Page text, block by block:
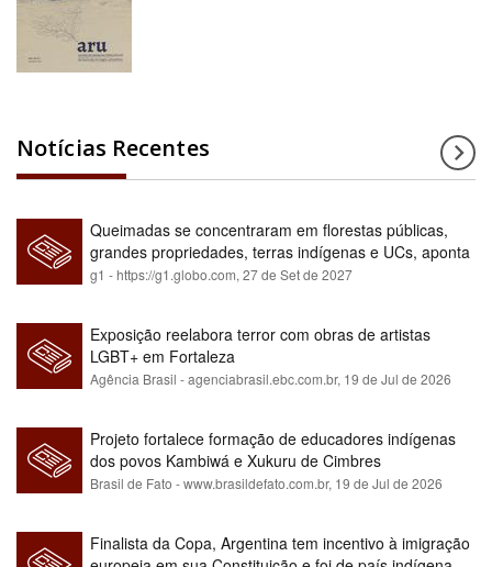
Notícias Recentes
Queimadas se concentraram em florestas públicas,
grandes propriedades, terras indígenas e UCs, aponta
relatório
g1 - https://g1.globo.com, 27 de Set de 2027
Exposição reelabora terror com obras de artistas
LGBT+ em Fortaleza
Agência Brasil - agenciabrasil.ebc.com.br, 19 de Jul de 2026
Projeto fortalece formação de educadores indígenas
dos povos Kambiwá e Xukuru de Cimbres
Brasil de Fato - www.brasildefato.com.br, 19 de Jul de 2026
Finalista da Copa, Argentina tem incentivo à imigração